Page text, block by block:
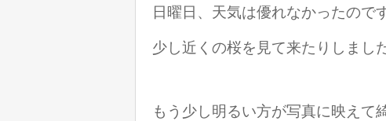
日曜日、天気は優れなかったので
少し近くの桜を見て来たりしまし
もう少し明るい方が写真に映えて